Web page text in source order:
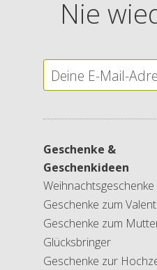
Nie
Geschenke &
Geschenkideen
Weihnachtsgeschenke
Geschenke zum
Geschenke zum
Glücksbringer
Geschenke zur